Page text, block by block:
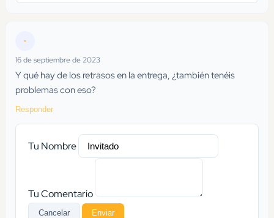
•
16 de septiembre de 2023
Y qué hay de los retrasos en la entrega, ¿también tenéis
problemas con eso?
Responder
Tu Nombre
Tu Comentario
Cancelar Enviar